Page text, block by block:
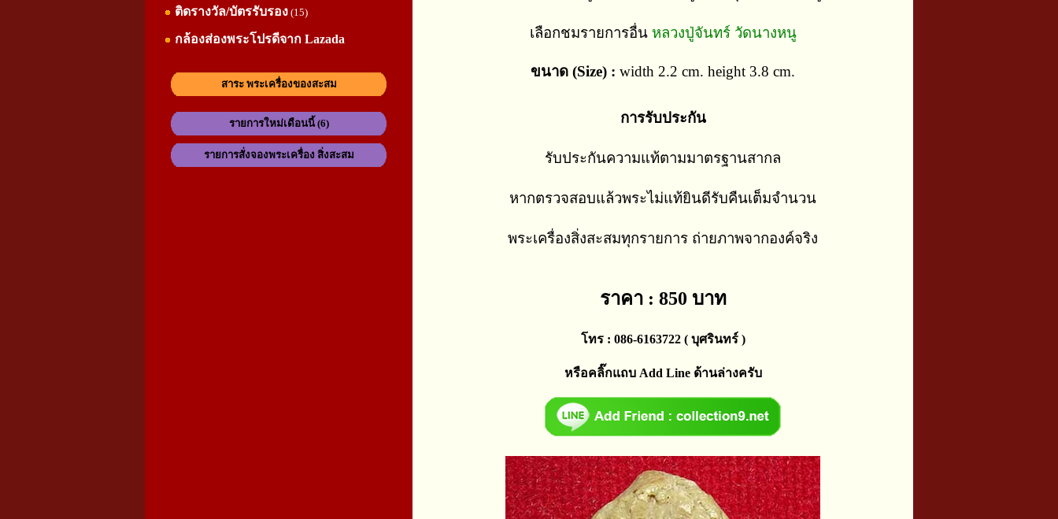
ติดรางวัล/บัตรรับรอง (15)
กล้องส่องพระโปรดีจาก Lazada
สาระ พระเครื่องของสะสม
รายการใหม่เดือนนี้ (6)
รายการสั่งจองพระเครื่อง สิ่งสะสม
เลือกชมรายการอื่น หลวงปู่จันทร์ วัดนางหนู
ขนาด (Size) : width 2.2 cm. height 3.8 cm.
การรับประกัน
รับประกันความแท้ตามมาตรฐานสากล
หากตรวจสอบแล้วพระไม่แท้ยินดีรับคืนเต็มจำนวน
พระเครื่องสิ่งสะสมทุกรายการ ถ่ายภาพจากองค์จริง
ราคา : 850 บาท
โทร : 086-6163722 ( บุศรินทร์ )
หรือคลิ๊กแถบ Add Line ด้านล่างครับ